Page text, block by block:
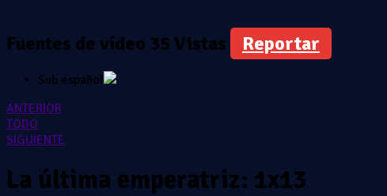
Fuentes de vídeo 35 Vistas Reportar
Sub español
ANTERIOR
TODO
SIGUIENTE
La última emperatriz: 1x13